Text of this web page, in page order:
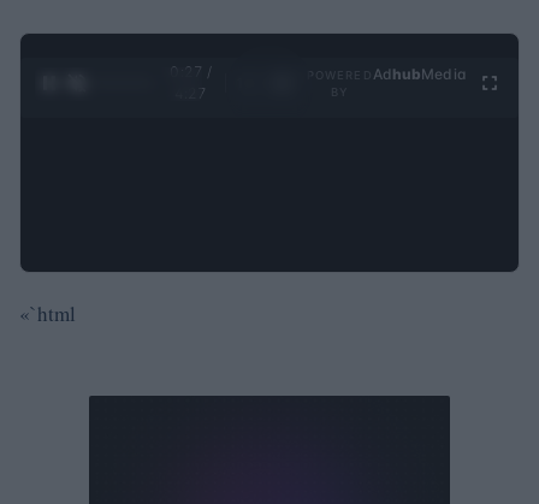
0:28 /
4:27
Ad hubMedia
«`html